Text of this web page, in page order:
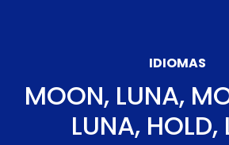
IDIOMAS
MOON, LUNA,
LUNA, HOLD,